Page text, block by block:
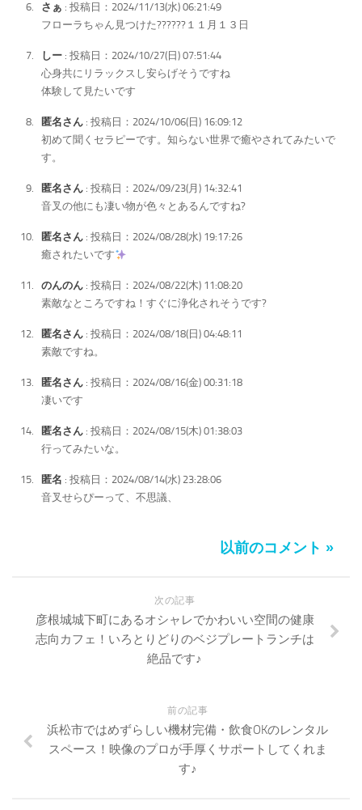
さぁ : 投稿日：2024/11/13(水) 06:21:49
フローラちゃん見つけた??????１１月１３日
しー : 投稿日：2024/10/27(日) 07:51:44
心身共にリラックスし安らげそうですね
体験して見たいです
匿名さん : 投稿日：2024/10/06(日) 16:09:12
初めて聞くセラピーです。知らない世界で癒やされてみたいで
す。
匿名さん : 投稿日：2024/09/23(月) 14:32:41
音叉の他にも凄い物が色々とあるんですね?
匿名さん : 投稿日：2024/08/28(水) 19:17:26
癒されたいです
のんのん : 投稿日：2024/08/22(木) 11:08:20
素敵なところですね！すぐに浄化されそうです?
匿名さん : 投稿日：2024/08/18(日) 04:48:11
素敵ですね。
匿名さん : 投稿日：2024/08/16(金) 00:31:18
凄いです
匿名さん : 投稿日：2024/08/15(木) 01:38:03
行ってみたいな。
匿名 : 投稿日：2024/08/14(水) 23:28:06
音叉せらぴーって、不思議、
以前のコメント »
次の記事
彦根城城下町にあるオシャレでかわいい空間の健康
志向カフェ！いろとりどりのベジプレートランチは
絶品です♪
前の記事
浜松市ではめずらしい機材完備・飲食OKのレンタル
スペース！映像のプロが手厚くサポートしてくれま
す♪